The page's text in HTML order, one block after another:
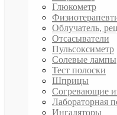
Глюкометр
Облучатель,
Отсасыватели
Пульсоксиметр
Солевые лампы
Тест полоски
Шприцы
Согревающие
Лабораторная
Ингаляторы